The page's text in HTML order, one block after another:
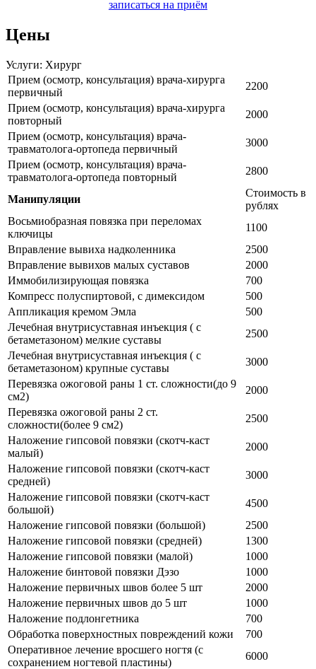
записаться на приём
Цены
Услуги: Хирург
Прием (осмотр, консультация) врача-хирурга
первичный
2200
Прием (осмотр, консультация) врача-хирурга
повторный
2000
Прием (осмотр, консультация) врача-
травматолога-ортопеда первичный
3000
Прием (осмотр, консультация) врача-
травматолога-ортопеда повторный
2800
Манипуляции
Стоимость в
рублях
Восьмиобразная повязка при переломах
ключицы
1100
Вправление вывиха надколенника
2500
Вправление вывихов малых суставов
2000
Иммобилизирующая повязка
700
Компресс полуспиртовой, с димексидом
500
Аппликация кремом Эмла
500
Лечебная внутрисуставная инъекция ( с
бетаметазоном) мелкие суставы
2500
Лечебная внутрисуставная инъекция ( с
бетаметазоном) крупные суставы
3000
Перевязка ожоговой раны 1 ст. сложности(до 9
см2)
2000
Перевязка ожоговой раны 2 ст.
сложности(более 9 см2)
2500
Наложение гипсовой повязки (скотч-каст
малый)
2000
Наложение гипсовой повязки (скотч-каст
средней)
3000
Наложение гипсовой повязки (скотч-каст
большой)
4500
Наложение гипсовой повязки (большой)
2500
Наложение гипсовой повязки (средней)
1300
Наложение гипсовой повязки (малой)
1000
Наложение бинтовой повязки Дэзо
1000
Наложение первичных швов более 5 шт
2000
Наложение первичных швов до 5 шт
1000
Наложение подлонгетника
700
Обработка поверхностных повреждений кожи
700
Оперативное лечение вросшего ногтя (с
сохранением ногтевой пластины)
6000